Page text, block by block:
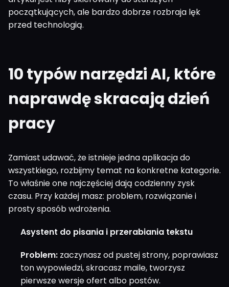
początkujących, ale bardzo dobrze rozbraja lęk
przed technologią.
10 typów narzędzi AI, które
naprawdę skracają dzień
pracy
Zamiast udawać, że istnieje jedna aplikacja do
wszystkiego, rozbijmy temat na konkretne kategorie.
To właśnie one najczęściej dają codzienny zysk
czasu. Przy każdej masz: problem, rozwiązanie i
prosty sposób wdrożenia.
Asystent do pisania i przerabiania tekstu
Problem: zaczynasz od pustej strony, poprawiasz
ton wypowiedzi, skracasz maile, tworzysz
pierwsze wersje ofert albo postów.